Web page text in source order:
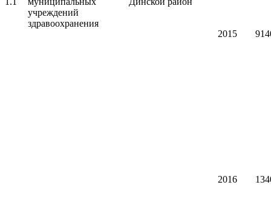
учреждений
здравоохранения
2015
2016